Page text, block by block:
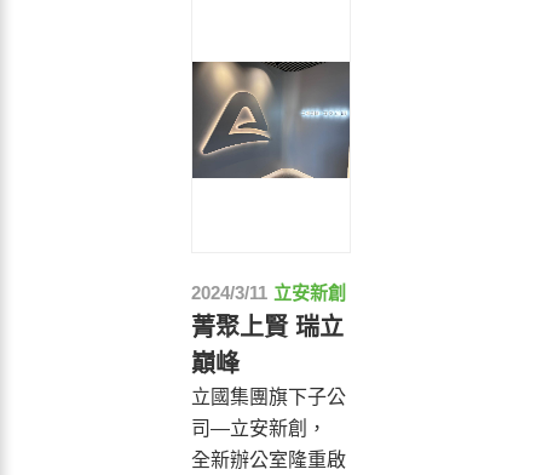
2024/3/11 立安新創
菁聚上賢 瑞立
巔峰
立國集團旗下子公
司—立安新創，
全新辦公室隆重啟